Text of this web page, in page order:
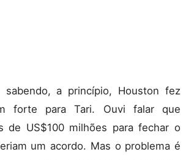
sabendo, a princípio, Houston fez
forte para Tari. Ouvi falar que
de US$100 milhões para fechar o
um acordo. Mas o problema é